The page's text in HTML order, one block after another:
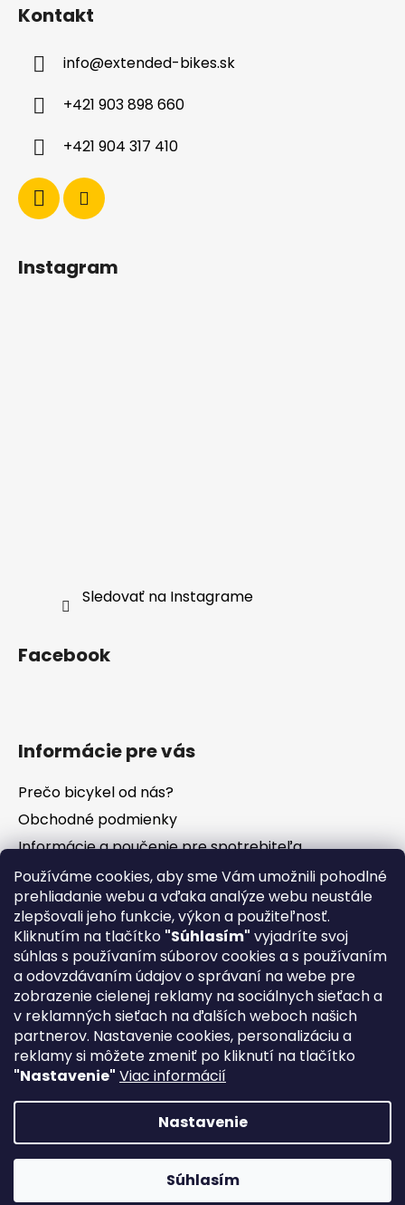
Používáme cookies, aby sme Vám umožnili pohodlné
prehliadanie webu a vďaka analýze webu neustále
zlepšovali jeho funkcie, výkon a použiteľnosť.
Kliknutím na tlačítko "Súhlasím" vyjadríte svoj
súhlas s používaním súborov cookies a s používaním
a odovzdávaním údajov o správaní na webe pre
zobrazenie cielenej reklamy na sociálnych sieťach a
v reklamných sieťach na ďalších weboch našich
partnerov. Nastavenie cookies, personalizáciu a
reklamy si môžete zmeniť po kliknutí na tlačítko
"Nastavenie" Viac informácií
Nastavenie
Súhlasím
Priprav sa na novú sezónu⛰! Kvalitné a dizajnové Rakúske
bicykle KTM🇦🇹 Myroon a Scarp za neopakovateľné ceny💣!
Kontakt
info@extended-bikes.sk
+421 903 898 660
+421 904 317 410
Instagram
Sledovať na Instagrame
Facebook
Informácie pre vás
Prečo bicykel od nás?
Obchodné podmienky
Informácie a poučenie pre spotrebiteľa
Vrátenie tovaru - odstúpenie od zmluvy
Ochrana osobných údajov
Súbory cookies
Formuláre na stiahnutie
Reklamačný poriadok
Napíšte nám
Kontakty
Servis
Vytvoril Shoptet
Extended-bikes